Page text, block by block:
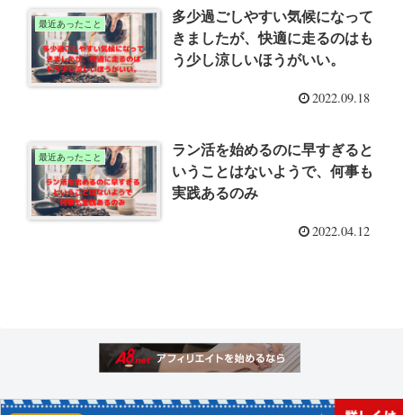
最近あったこと
多少過ごしやすい気候になって
きましたが、快適に走るのはも
う少し涼しいほうがいい。
2022.09.18
最近あったこと
ラン活を始めるのに早すぎると
いうことはないようで、何事も
実践あるのみ
2022.04.12